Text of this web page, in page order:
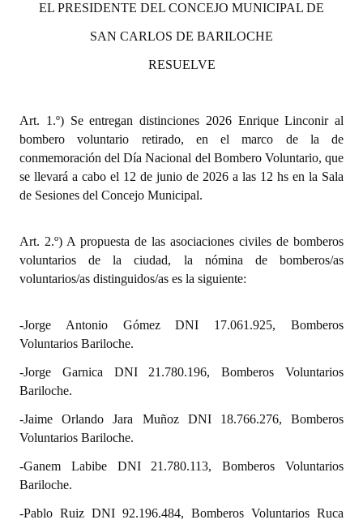
Datos Históricos
Mujeres que Dejaron Huellas - Registro
Periodistas Decanos - Registro
Ciudadano Ilustre - Registro
Huéspedes de Honor - Registro
Antiguos Pobladores - Registro
Bariloche, Municipio intercultural
Entrega de distinciones
REFORMA DE LA CARTA ORGÁNICA
EL PRESIDENTE DEL CONCEJO MUNICIPAL DE
SAN CARLOS DE BARILOCHE
RESUELVE
Art. 1.º) Se entregan distinciones 2026 Enrique Linconir al
bombero voluntario retirado, en el marco de la de
conmemoración del Día Nacional del Bombero Voluntario, que
se llevará a cabo el 12 de junio de 2026 a las 12 hs en la Sala
de Sesiones del Concejo Municipal.
Art. 2.º) A propuesta de las asociaciones civiles de bomberos
voluntarios de la ciudad, la nómina de bomberos/as
voluntarios/as distinguidos/as es la siguiente:
-Jorge Antonio Gómez DNI 17.061.925, Bomberos
Voluntarios Bariloche.
-Jorge Garnica DNI 21.780.196, Bomberos Voluntarios
Bariloche.
-Jaime Orlando Jara Muñoz DNI 18.766.276, Bomberos
Voluntarios Bariloche.
-Ganem Labibe DNI 21.780.113, Bomberos Voluntarios
Bariloche.
-Pablo Ruiz DNI 92.196.484, Bomberos Voluntarios Ruca